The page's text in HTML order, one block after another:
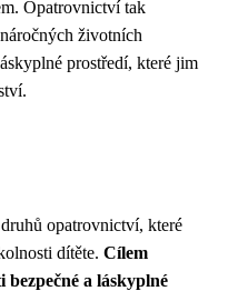
Opatrovnictví tak
životních
prostředí, které jim
opatrovnictví, které
dítěte. Cílem
a láskyplné